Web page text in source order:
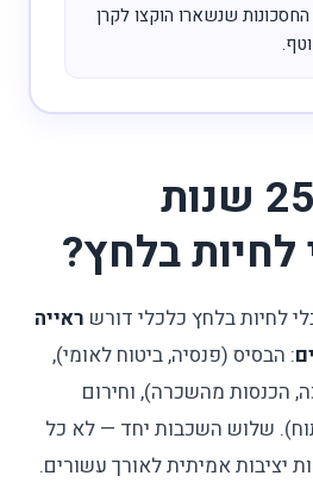
שנשארו הוקצו לקרן
איך לתכנן 25 שנות
בלחץ?
ראייה
: הבסיס (פנסיה, ביטוח לאומי),
הכנסות מהשכרה), וחירום
שלוש השכבות יחד — לא כל
יציבות אמיתית לאורך עשורים.